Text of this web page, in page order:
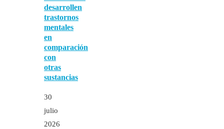
desarrollen
trastornos
mentales
en
comparación
con
otras
sustancias
30
julio
2026